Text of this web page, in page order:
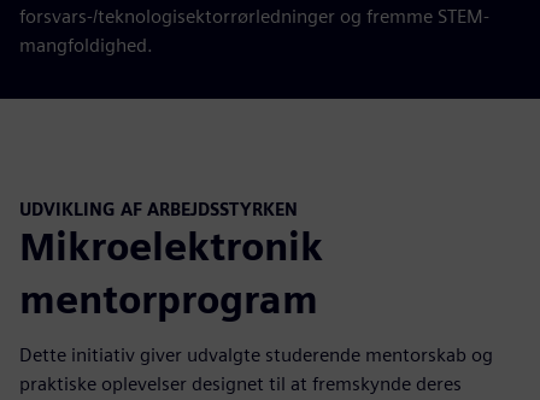
forsvars-/teknologisektorrørledninger og fremme STEM-
mangfoldighed.
UDVIKLING AF ARBEJDSSTYRKEN
Mikroelektronik
mentorprogram
Dette initiativ giver udvalgte studerende mentorskab og
praktiske oplevelser designet til at fremskynde deres